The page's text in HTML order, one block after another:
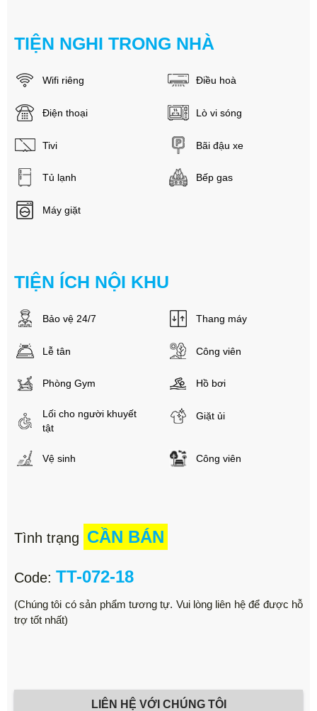
TIỆN NGHI TRONG NHÀ
Wifi riêng Điều hoà
Điện thoại Lò vi sóng
Tivi Bãi đậu xe
Tủ lạnh Bếp gas
Máy giặt
TIỆN ÍCH NỘI KHU
Bảo vệ 24/7 Thang máy
Lễ tân Công viên
Phòng Gym Hồ bơi
Lối cho người khuyết
tật
Giặt ủi
Vệ sinh Công viên
Tình trạng CẦN BÁN
Code: TT-072-18
(Chúng tôi có sản phẩm tương tự. Vui lòng liên hệ để được hỗ
trợ tốt nhất)
LIÊN HỆ VỚI CHÚNG TÔI